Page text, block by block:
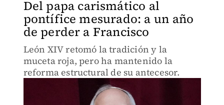
Del papa carismático al
pontífice mesurado: a un año
de perder a Francisco
León XIV retomó la tradición y la
muceta roja, pero ha mantenido la
reforma estructural de su antecesor.